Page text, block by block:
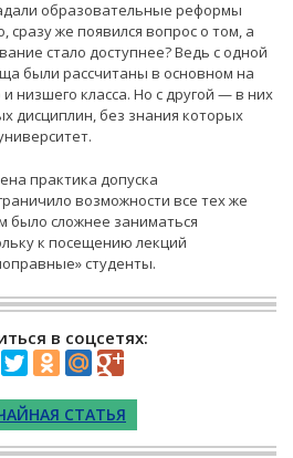
образовательные реформы
сразу же появился вопрос о том, а
стало доступнее? Ведь с одной
были рассчитаны в основном на
низшего класса. Но с другой — в них
дисциплин, без знания которых
практика допуска
возможности все тех же
было сложнее заниматься
к посещению лекций
студенты.
в соцсетях:
СТАТЬЯ